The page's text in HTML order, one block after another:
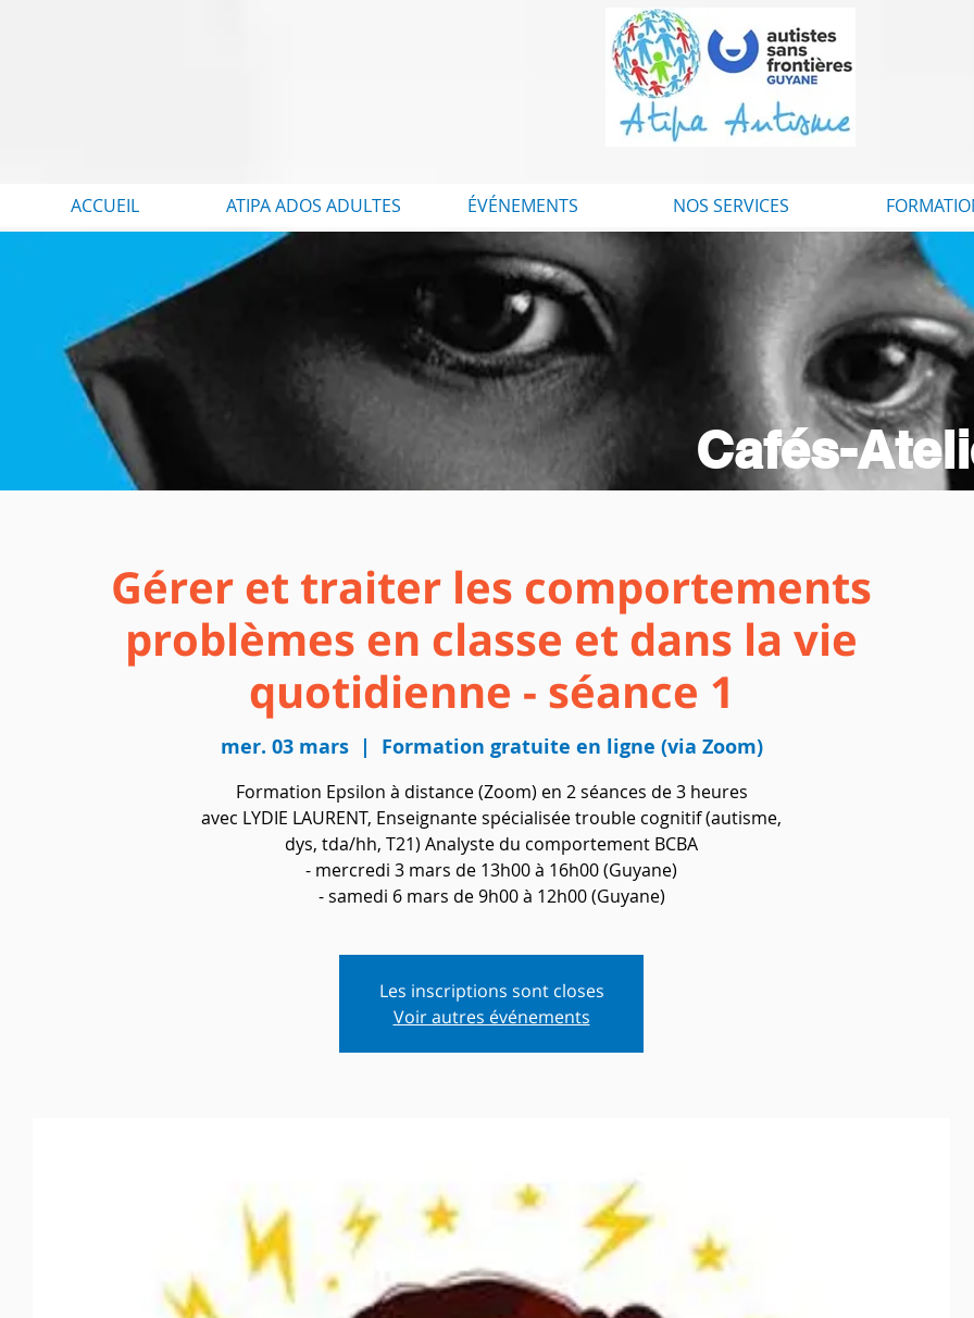
ACCUEIL ATIPA ADOS ADULTES ÉVÉNEMENTS NOS SERVICES
Cafés-
Gérer et traiter les comportements
problèmes en classe et dans la vie
quotidienne - séance 1
mer. 03 mars
  |
Formation gratuite en ligne (via Zoom)
Formation Epsilon à distance (Zoom) en 2 séances de 3 heures
avec LYDIE LAURENT, Enseignante spécialisée trouble cognitif (autisme,
dys, tda/hh, T21) Analyste du comportement BCBA
- mercredi 3 mars de 13h00 à 16h00 (Guyane)
- samedi 6 mars de 9h00 à 12h00 (Guyane)
Les inscriptions sont closes
Voir autres événements